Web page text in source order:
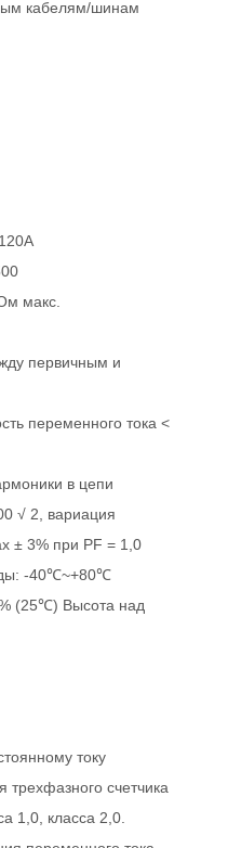
кабелям/шинам
макс.
первичным и
переменного тока <
в цепи
√ 2, вариация
± 3% при PF = 1,0
-40℃~+80℃
(25℃) Высота над
току
трехфазного счетчика
1,0, класса 2,0.